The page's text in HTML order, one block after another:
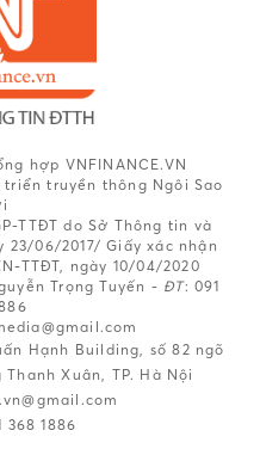
hợp VNFINANCE.VN
truyền thông Ngôi Sao
TTĐT do Sở Thông tin và
23/06/2017/ Giấy xác nhận
TTĐT, ngày 10/04/2020
Trọng Tuyến - ĐT: 091
Hạnh Building, số 82 ngõ
Xuân, TP. Hà Nội
368 1886